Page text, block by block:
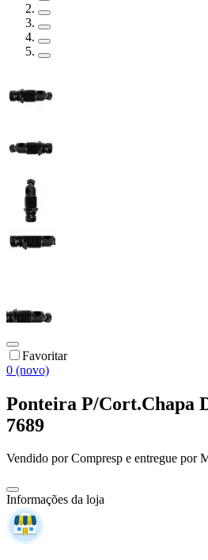
Favoritar
0 (novo)
Ponteira P/Cort.Chapa
7689
Vendido porCompresp e entregue por
Informações da loja